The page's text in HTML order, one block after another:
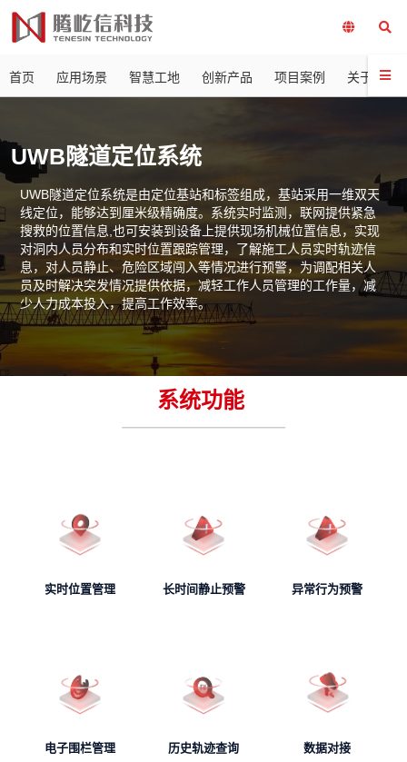
首页 应用场景 智慧工地 创新产品 项目案例 关于我们
UWB隧道定位系统
UWB隧道定位系统是由定位基站和标签组成，基站采用一维双天
线定位，能够达到厘米级精确度。系统实时监测，联网提供紧急
搜救的位置信息,也可安装到设备上提供现场机械位置信息，实现
对洞内人员分布和实时位置跟踪管理，了解施工人员实时轨迹信
息，对人员静止、危险区域闯入等情况进行预警，为调配相关人
员及时解决突发情况提供依据，减轻工作人员管理的工作量，减
少人力成本投入，提高工作效率。
系统功能
实时位置管理 长时间静止预警 异常行为预警
电子围栏管理 历史轨迹查询 数据对接